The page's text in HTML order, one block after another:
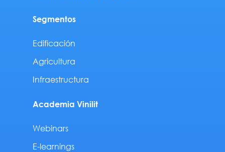
Segmentos
Edificación
Agricultura
Infraestructura
Academia Vinilit
Webinars
E-learnings